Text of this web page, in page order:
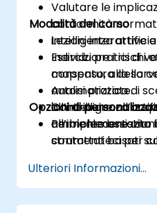
Valutare le
conformità
intelligenza
Individuare i rischi
consenso, alla
automatizzate.
Contribuire
strumenti basati
Modalità del corso
Lezioni interattive
Esercizi pratici di
mappatura della
Analisi pratica di
all’intelligenza
ambiente assistito
Opzioni di
Per richiedere una
contattateci per
Ulteriori Informazioni...